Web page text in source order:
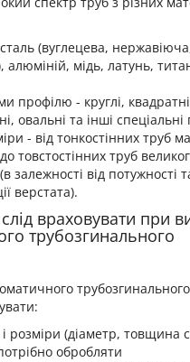
(вуглецева,
алюміній, мідь, латунь,
профілю - круглі,
овальні та інші спеціальні
- від тонкостінних труб
товстостінних труб
залежності від потужності
верстата).
враховувати при
трубозгинального
розміри (діаметр, товщина
обробляти